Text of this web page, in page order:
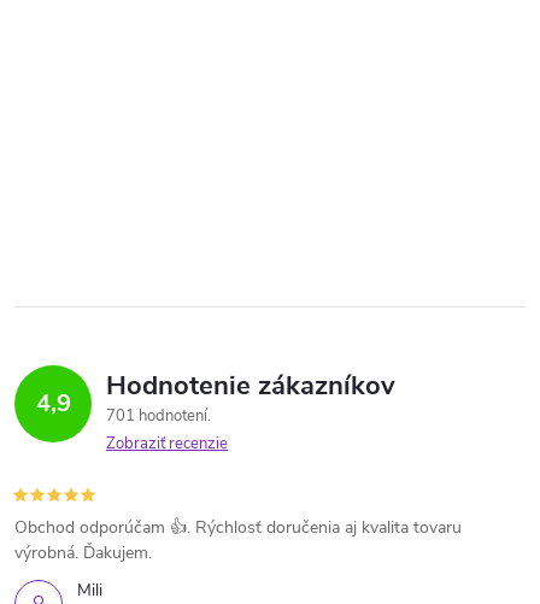
4,9 Hodnotenie zákazníkov
701 hodnotení
Zobraziť recenzie
Mili
Obchod odporúčam 👍. Rýchlosť doručenia aj kvalita tovaru
výrobná. Ďakujem.